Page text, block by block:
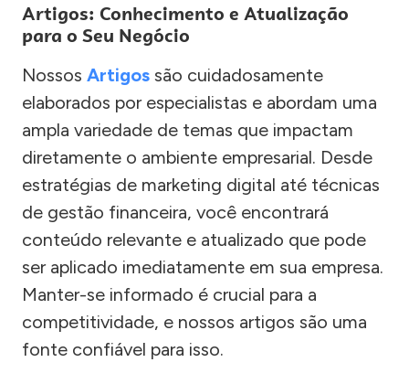
Artigos: Conhecimento e Atualização
para o Seu Negócio
Nossos Artigos são cuidadosamente
elaborados por especialistas e abordam uma
ampla variedade de temas que impactam
diretamente o ambiente empresarial. Desde
estratégias de marketing digital até técnicas
de gestão financeira, você encontrará
conteúdo relevante e atualizado que pode
ser aplicado imediatamente em sua empresa.
Manter-se informado é crucial para a
competitividade, e nossos artigos são uma
fonte confiável para isso.